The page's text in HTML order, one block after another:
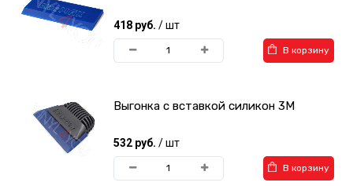
418 руб. / шт
В корзину
Выгонка с вставкой силикон 3М
532 руб. / шт
В корзину